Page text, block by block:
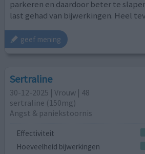
parkeren en daardoor beter te
last gehad van bijwerkingen. Heel
geef mening
Sertraline
30-12-2025 | Vrouw | 48
sertraline (150mg)
Angst & paniekstoornis
Effectiviteit
Hoeveelheid bijwerkingen